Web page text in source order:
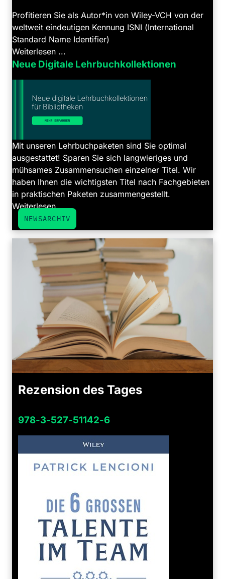
Profitieren Sie als Autor*in von Wiley-VCH von der
weltweit eindeutigen Kennung ISNI (International
Standard Name Identifier)
Weiterlesen ...
Neue Digitale Lehrbuchkollektionen
Mit unseren Lehrbuchpaketen sind Sie optimal
ausgestattet! Sparen Sie sich langwieriges und
mühsames Zusammensuchen einzelner Titel. Wir
haben Ihnen die wichtigsten Titel nach Fachgebieten
in praktischen Paketen zusammengestellt.
Weiterlesen ...
NEWSARCHIV
Rezension des Tages
978-3-527-51142-6